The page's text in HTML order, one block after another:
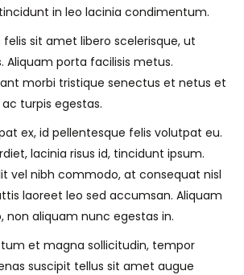
in leo lacinia condimentum.
sit amet libero scelerisque, ut
Aliquam porta facilisis metus.
morbi tristique senectus et netus et
turpis egestas.
ex, id pellentesque felis volutpat eu.
lacinia risus id, tincidunt ipsum.
vel nibh commodo, at consequat nisl
laoreet leo sed accumsan. Aliquam
non aliquam nunc egestas in.
et magna sollicitudin, tempor
suscipit tellus sit amet augue